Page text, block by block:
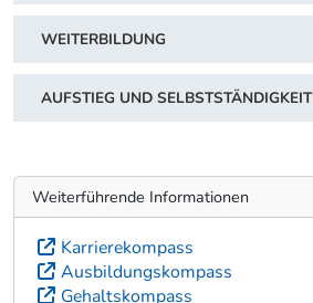
WEITERBILDUNG
AUFSTIEG UND SELBSTSTÄNDIGKEIT
Weiterführende Informationen
Karrierekompass
Ausbildungskompass
Gehaltskompass